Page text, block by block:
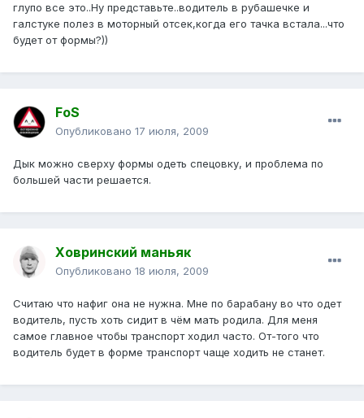
глупо все это..Ну представьте..водитель в рубашечке и
галстуке полез в моторный отсек,когда его тачка встала...что
будет от формы?))
FoS
Опубликовано 17 июля, 2009
Дык можно сверху формы одеть спецовку, и проблема по
большей части решается.
Ховринский маньяк
Опубликовано 18 июля, 2009
Считаю что нафиг она не нужна. Мне по барабану во что одет
водитель, пусть хоть сидит в чём мать родила. Для меня
самое главное чтобы транспорт ходил часто. От-того что
водитель будет в форме транспорт чаще ходить не станет.